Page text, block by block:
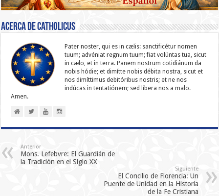
Acerca de catholicus
Pater noster, qui es in cælis: sanc­ti­ficétur nomen
tuum; advéniat regnum tuum; fiat volúntas tua, sicut
in cælo, et in terra. Panem nostrum cotidiánum da
nobis hódie; et dimítte nobis débita nostra, sicut et
nos dimíttimus debitóribus nostris; et ne nos
indúcas in ten­ta­tiónem; sed líbera nos a malo.
Amen.
Anterior
Mons. Lefebvre: El Guardián de
la Tradición en el Siglo XX
Siguiente
El Concilio de Florencia: Un
Puente de Unidad en la Historia
de la Fe Cristiana